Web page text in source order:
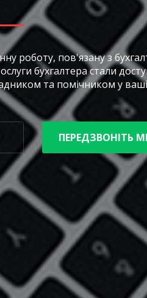
роботу, пов'язану з
бухгалтера стали
та помічником у